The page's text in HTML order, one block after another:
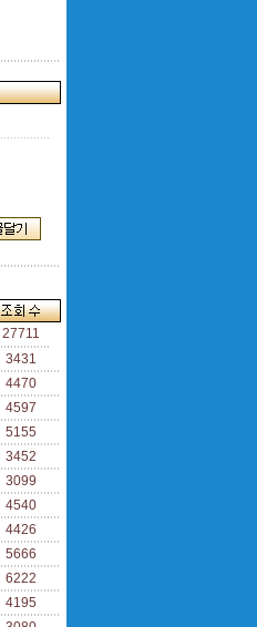
27711
3431
4470
4597
5155
3452
3099
4540
4426
5666
6222
4195